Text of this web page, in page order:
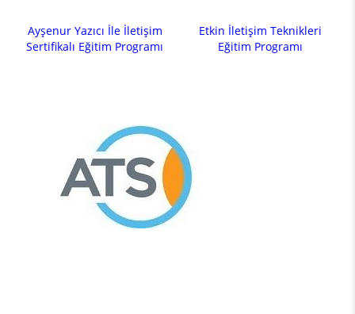
Ayşenur Yazıcı İle İletişim
Sertifikalı Eğitim Programı
Etkin İletişim Teknikleri
Eğitim Programı